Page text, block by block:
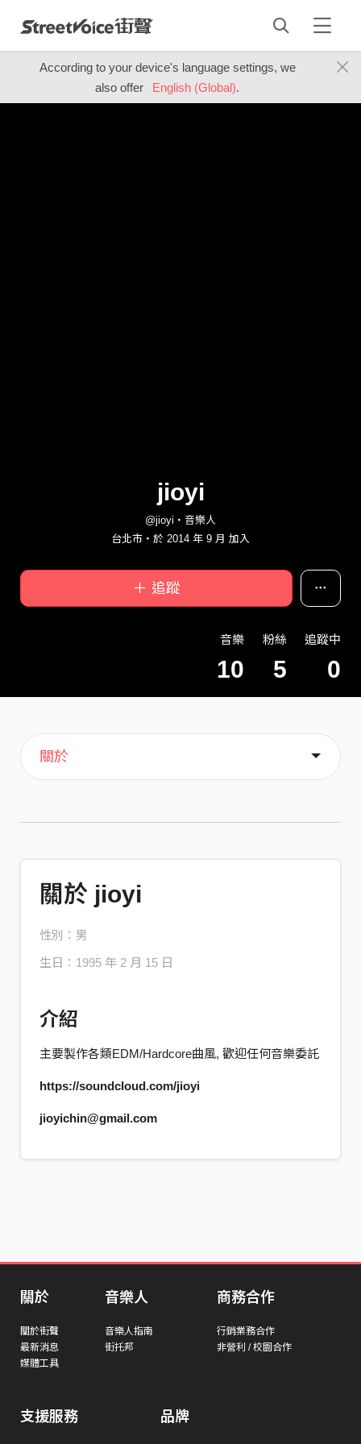
According to your device's language settings, we
also offer
English (Global).
jioyi
@jioyi・音樂人
台北市・於 2014 年 9 月 加入
＋ 追蹤
音樂
10
粉絲
5
追蹤中
0
主頁
音樂
關於
關於 jioyi
性別：男
生日：1995 年 2 月 15 日
介紹
主要製作各類EDM/Hardcore曲風, 歡迎任何音樂委託
https://soundcloud.com/jioyi
jioyichin@gmail.com
關於
關於街聲
最新消息
媒體工具
音樂人
音樂人指南
街托邦
商務合作
行銷業務合作
非營利 / 校園合作
支援服務 品牌